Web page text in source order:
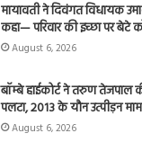
मायावती ने दिवंगत विधायक
कहा— परिवार की इच्छा पर बेटे
August 6, 2026
बॉम्बे हाईकोर्ट ने तरुण
पलटा, 2013 के यौन उत्पीड़न
August 6, 2026